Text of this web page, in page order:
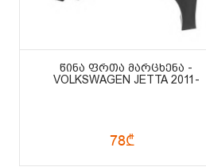
ᲬᲘᲜᲐ ᲤᲠᲗᲐ ᲛᲐᲠᲪᲮᲔᲜᲐ -
VOLKSWAGEN JETTA 2011-
78₾